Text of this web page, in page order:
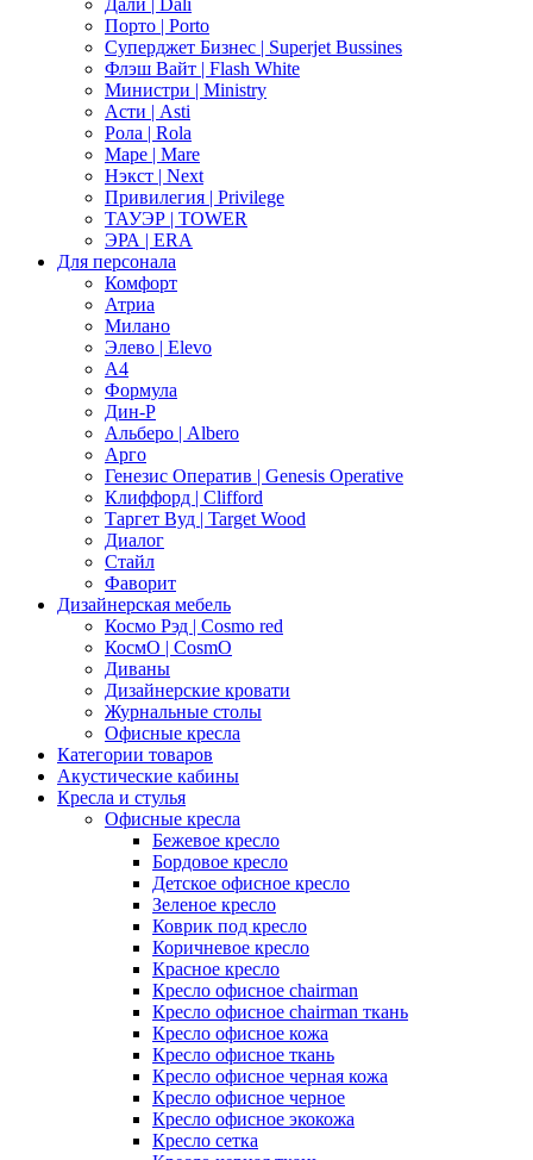
Дали | Dali
Порто | Porto
Суперджет Бизнес | Superjet Bussines
Флэш Вайт | Flash White
Министри | Ministry
Асти | Asti
Рола | Rola
Маре | Mare
Нэкст | Next
Привилегия | Privilege
ТАУЭР | TOWER
ЭРА | ERA
Для персонала
Комфорт
Атриа
Милано
Элево | Elevo
А4
Формула
Дин-Р
Альберо | Albero
Арго
Генезис Оператив | Genesis Operative
Клиффорд | Clifford
Таргет Вуд | Target Wood
Диалог
Стайл
Фаворит
Дизайнерская мебель
Космо Рэд | Cosmo red
КосмО | CosmO
Диваны
Дизайнерские кровати
Журнальные столы
Офисные кресла
Категории товаров
Акустические кабины
Кресла и стулья
Офисные кресла
Бежевое кресло
Бордовое кресло
Детское офисное кресло
Зеленое кресло
Коврик под кресло
Коричневое кресло
Красное кресло
Кресло офисное chairman
Кресло офисное chairman ткань
Кресло офисное кожа
Кресло офисное ткань
Кресло офисное черная кожа
Кресло офисное черное
Кресло офисное экокожа
Кресло сетка